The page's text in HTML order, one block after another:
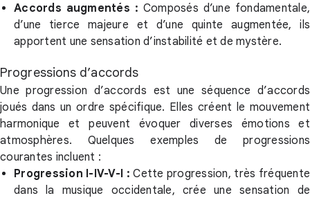
Accords augmentés : Composés d’une fondamentale,
d’une tierce majeure et d’une quinte augmentée, ils
apportent une sensation d’instabilité et de mystère.
Progressions d’accords
Une progression d’accords est une séquence d’accords
joués dans un ordre spécifique. Elles créent le mouvement
harmonique et peuvent évoquer diverses émotions et
atmosphères. Quelques exemples de progressions
courantes incluent :
Progression I-IV-V-I : Cette progression, très fréquente
dans la musique occidentale, crée une sensation de